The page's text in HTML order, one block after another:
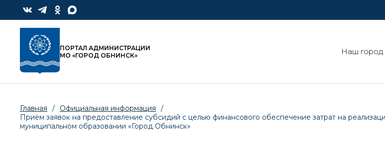
ПОРТАЛ АДМИНИСТРАЦИИ
МО «ГОРОД ОБНИНСК»
Наш город
Главная / Официальная информация
/
Приём заявок на предоставление субсидий с целью финансового обеспечение затрат на
муниципальном образовании «Город Обнинск»